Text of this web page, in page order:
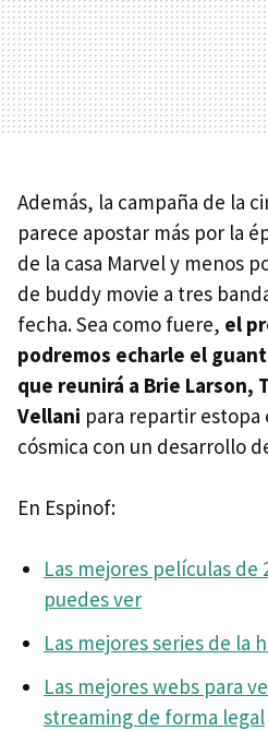
Además, la campaña de la
parece apostar más por la
de la casa Marvel y menos
de buddy movie a tres
fecha. Sea como fuere, el
podremos echarle el
que reunirá a Brie Larson,
Vellani para repartir estopa
cósmica con un desarrollo
En Espinof:
Las mejores películas de
puedes ver
Las mejores series de la
Las mejores webs para
streaming de forma legal